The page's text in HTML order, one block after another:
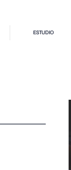
ESTUDIO